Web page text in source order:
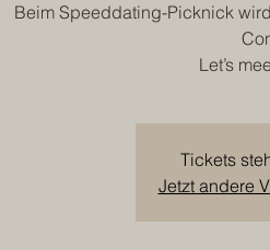
Beim Speeddating-Picknick
Let’s
Tickets
Jetzt andere